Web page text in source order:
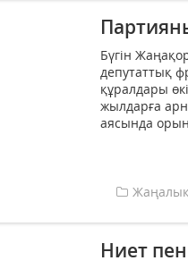
Бүгін
депутаттық
құралдары
жылдарға
аясында
Ниет пен